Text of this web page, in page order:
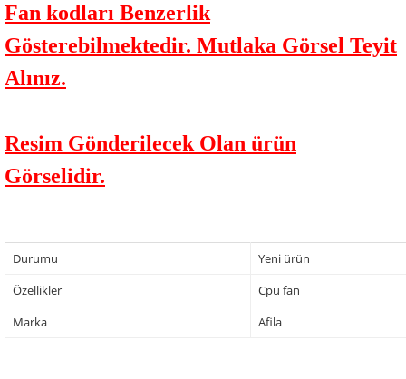
Fan kodları Benzerlik
Gösterebilmektedir. Mutlaka Görsel Teyit
Alınız.
Resim Gönderilecek Olan ürün
Görselidir.
Durumu
Yeni ürün
Özellikler
Cpu fan
Marka
Afila